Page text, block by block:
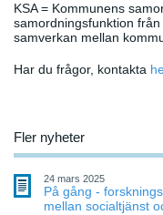
KSA = Kommunens
samordningsfunktion
samverkan mellan
Har du frågor, kontakta
Fler nyheter
24 mars 2025
På gång -
mellan socialtjänst